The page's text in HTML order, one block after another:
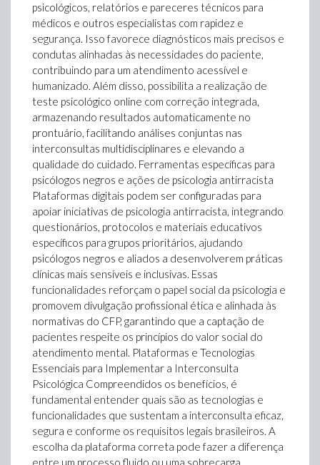
psicológicos, relatórios e pareceres técnicos para
médicos e outros especialistas com rapidez e
segurança. Isso favorece diagnósticos mais precisos e
condutas alinhadas às necessidades do paciente,
contribuindo para um atendimento acessível e
humanizado. Além disso, possibilita a realização de
teste psicológico online com correção integrada,
armazenando resultados automaticamente no
prontuário, facilitando análises conjuntas nas
interconsultas multidisciplinares e elevando a
qualidade do cuidado. Ferramentas específicas para
psicólogos negros e ações de psicologia antirracista
Plataformas digitais podem ser configuradas para
apoiar iniciativas de psicologia antirracista, integrando
questionários, protocolos e materiais educativos
específicos para grupos prioritários, ajudando
psicólogos negros e aliados a desenvolverem práticas
clínicas mais sensíveis e inclusivas. Essas
funcionalidades reforçam o papel social da psicologia e
promovem divulgação profissional ética e alinhada às
normativas do CFP, garantindo que a captação de
pacientes respeite os princípios do valor social do
atendimento mental. Plataformas e Tecnologias
Essenciais para Implementar a Interconsulta
Psicológica Compreendidos os benefícios, é
fundamental entender quais são as tecnologias e
funcionalidades que sustentam a interconsulta eficaz,
segura e conforme os requisitos legais brasileiros. A
escolha da plataforma correta pode fazer a diferença
entre um processo fluido ou uma sobrecarga